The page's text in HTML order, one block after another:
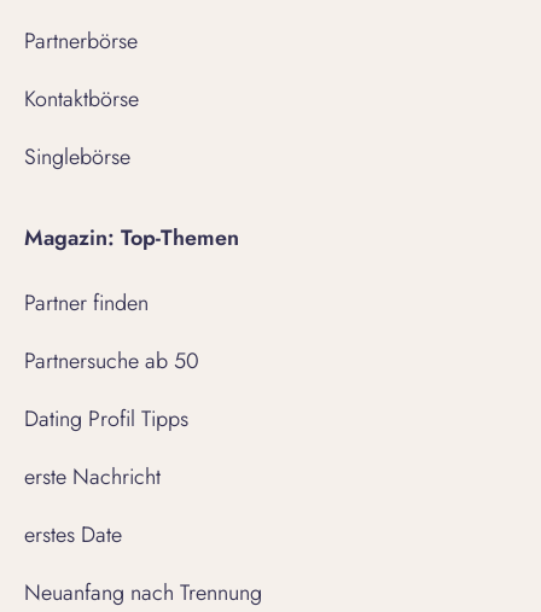
Partnerbörse
Kontaktbörse
Singlebörse
Magazin: Top-Themen
Partner finden
Partnersuche ab 50
Dating Profil Tipps
erste Nachricht
erstes Date
Neuanfang nach Trennung